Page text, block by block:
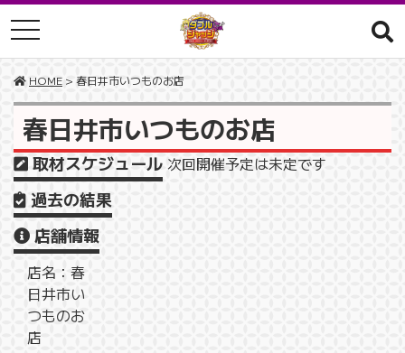
toggle navigation
HOME > 春日井市いつものお店
春日井市いつものお店
取材スケジュール 次回開催予定は未定です
過去の結果
店舗情報
店名：春
日井市い
つものお
店